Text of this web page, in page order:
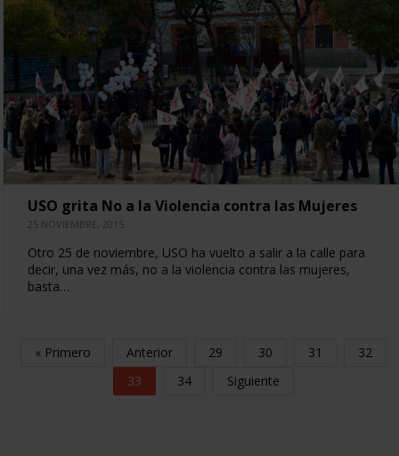
USO grita No a la Violencia contra las Mujeres
25 NOVIEMBRE, 2015
Otro 25 de noviembre, USO ha vuelto a salir a la calle para
decir, una vez más, no a la violencia contra las mujeres,
basta…
« Primero Anterior 29 30 31
32
33
34 Siguiente